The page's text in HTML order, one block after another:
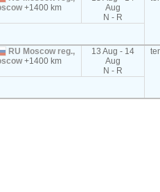
+1400 km
Aug
N - R
RU Moscow reg.,
+1400 km
13 Aug - 14
Aug
N - R